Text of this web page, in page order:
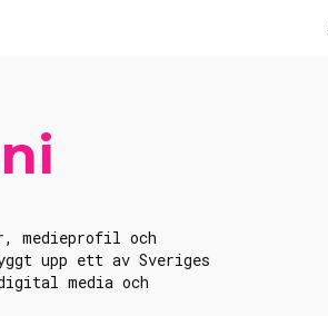
medieprofil och
upp ett av Sveriges
media och